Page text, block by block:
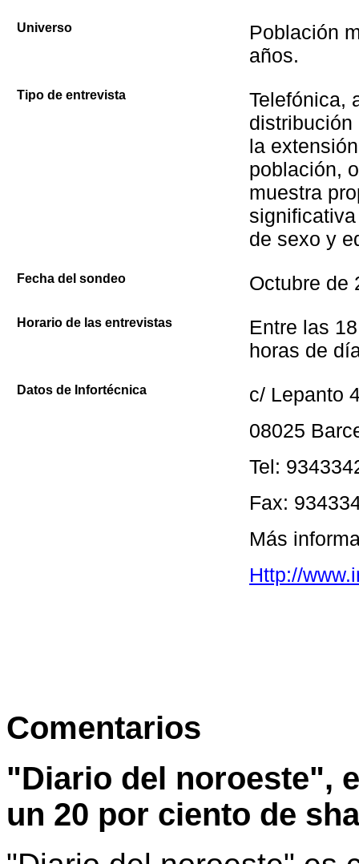
Universo
Población
años.
Tipo de entrevista
Telefónica,
distribución
la
población,
muestra
de sexo y
Fecha del sondeo Octubre de
Horario de las entrevistas
Entre las
horas de
Datos de Infortécnica
c/ Lepanto
08025
Tel:
Fax:
Más
Http://
Comentarios
"Diario del noroeste",
un 20 por ciento de